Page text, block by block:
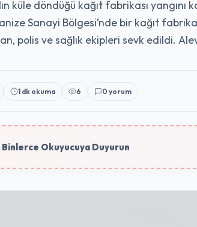
küle döndüğü kağıt fabrikası yangını
Sanayi Bölgesi’nde bir kağıt
polis ve sağlık ekipleri sevk edildi.
1 dk okuma 6 0 yorum
Binlerce Okuyucuya Duyurun